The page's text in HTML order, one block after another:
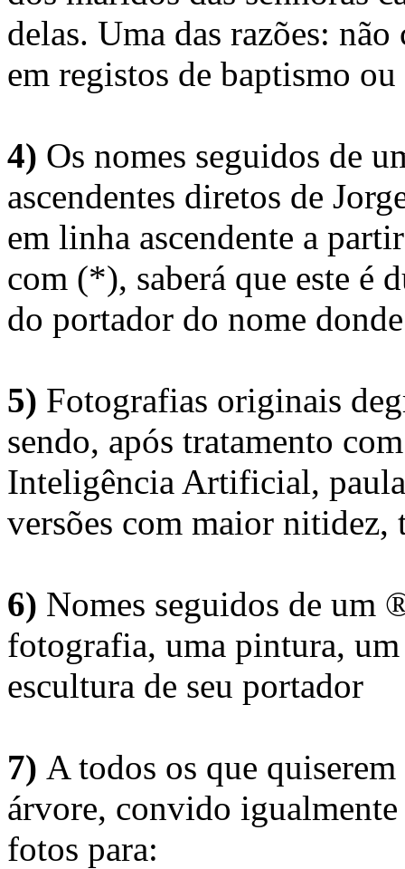
delas. Uma das razões:
em registos de baptismo
4) Os nomes seguidos de
ascendentes diretos de
em linha ascendente a
com (*), saberá que este é
do portador do nome
5) Fotografias originais
sendo, após tratamento
Inteligência Artificial,
versões com maior nitidez,
6) Nomes seguidos de um
fotografia, uma pintura,
escultura de seu portador
7) A todos os que
árvore, convido
fotos para: